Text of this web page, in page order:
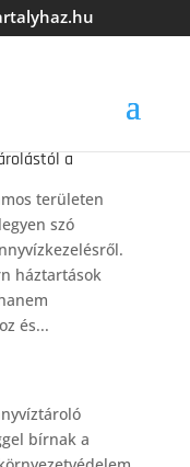
a
területen
szó
háztartások
és...
bírnak a